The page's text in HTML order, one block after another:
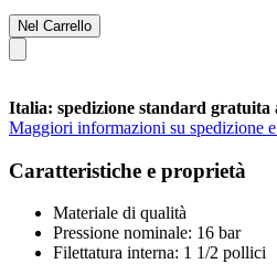
Nel Carrello
Italia: spedizione standard gratuita
Maggiori informazioni su spedizione e
Caratteristiche e proprietà
Materiale di qualità
Pressione nominale: 16 bar
Filettatura interna: 1 1/2 pollici